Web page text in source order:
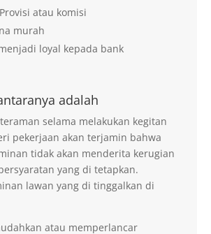
atau komisi
murah
loyal kepada bank
adalah
selama melakukan kegitan
pekerjaan akan terjamin bahwa
tidak akan menderita kerugian
yang di tetapkan.
lawan yang di tinggalkan di
atau memperlancar